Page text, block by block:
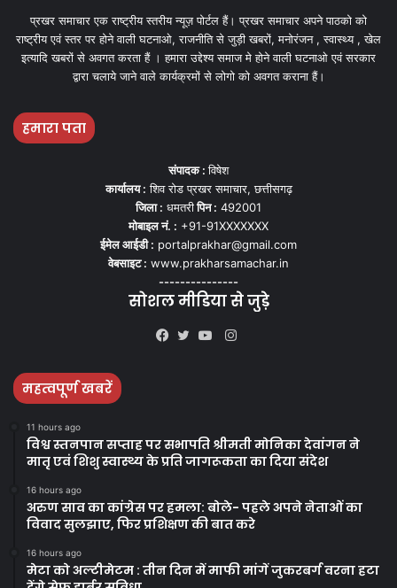
प्रखर समाचार एक राष्ट्रीय स्तरीय न्यूज़ पोर्टल हैं। प्रखर समाचार अपने पाठको को
राष्ट्रीय एवं स्तर पर होने वाली घटनाओ, राजनीति से जुड़ी खबरों, मनोरंजन , स्वास्थ्य , खेल
इत्यादि खबरों से अवगत करता हैं । हमारा उद्देश्य समाज मे होने वाली घटनाओ एवं सरकार
द्वारा चलाये जाने वाले कार्यक्रमों से लोगो को अवगत कराना हैं।
हमारा पता
संपादक :विषेश
कार्यालय : शिव रोड प्रखर समाचार, छत्तीसगढ़
जिला : धमतरीपिन : 492001
मोबाइल नं. : +91-91XXXXXXX
ईमेल आईडी : portalprakhar@gmail.com
वेबसाइट : www.prakharsamachar.in
---------------
सोशल मीडिया से जुड़े
Instagram
महत्वपूर्ण खबरें
11 hours ago
विश्व स्तनपान सप्ताह पर सभापति श्रीमती मोनिका देवांगन ने
मातृ एवं शिशु स्वास्थ्य के प्रति जागरूकता का दिया संदेश
16 hours ago
अरुण साव का कांग्रेस पर हमला: बोले- पहले अपने नेताओं का
विवाद सुलझाए, फिर प्रशिक्षण की बात करे
16 hours ago
मेटा को अल्टीमेटम : तीन दिन में माफी मांगें जुकरबर्ग वरना हटा